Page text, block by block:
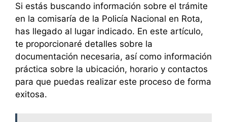
Si estás buscando información sobre el trámite
en la comisaría de la Policía Nacional en Rota,
has llegado al lugar indicado. En este artículo,
te proporcionaré detalles sobre la
documentación necesaria, así como información
práctica sobre la ubicación, horario y contactos
para que puedas realizar este proceso de forma
exitosa.